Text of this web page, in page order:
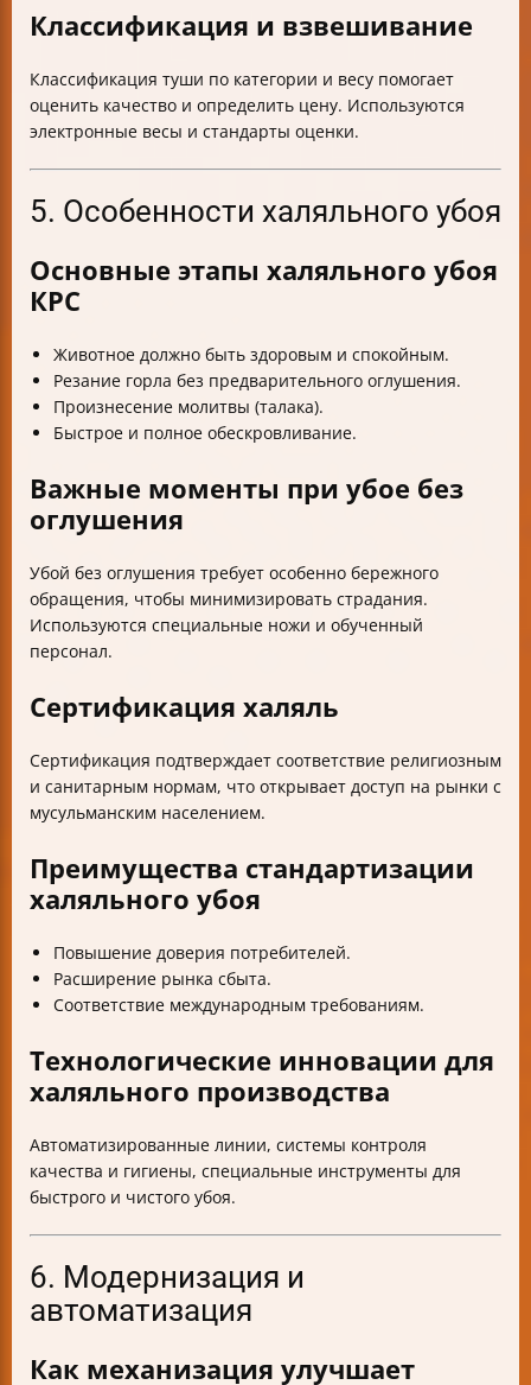
Классификация и взвешивание
Классификация туши по категории и весу помогает
оценить качество и определить цену. Используются
электронные весы и стандарты оценки.
5. Особенности халяльного убоя
Основные этапы халяльного убоя
КРС
Животное должно быть здоровым и спокойным.
Резание горла без предварительного оглушения.
Произнесение молитвы (талака).
Быстрое и полное обескровливание.
Важные моменты при убое без
оглушения
Убой без оглушения требует особенно бережного
обращения, чтобы минимизировать страдания.
Используются специальные ножи и обученный
персонал.
Сертификация халяль
Сертификация подтверждает соответствие религиозным
и санитарным нормам, что открывает доступ на рынки с
мусульманским населением.
Преимущества стандартизации
халяльного убоя
Повышение доверия потребителей.
Расширение рынка сбыта.
Соответствие международным требованиям.
Технологические инновации для
халяльного производства
Автоматизированные линии, системы контроля
качества и гигиены, специальные инструменты для
быстрого и чистого убоя.
6. Модернизация и
автоматизация
Как механизация улучшает